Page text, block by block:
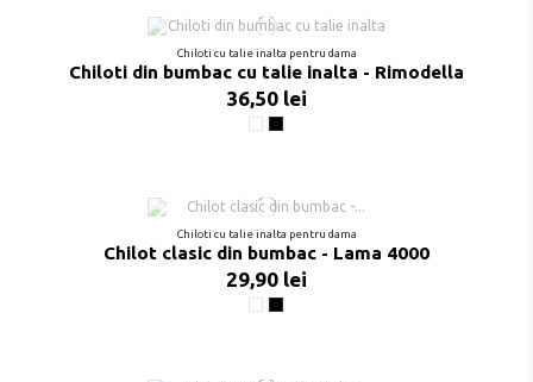
Chiloti cu talie inalta pentru dama
Chiloti din bumbac cu talie inalta - Rimodella
36,50 lei
AlbNegru
Chiloti cu talie inalta pentru dama
Chilot clasic din bumbac - Lama 4000
29,90 lei
AlbNegru